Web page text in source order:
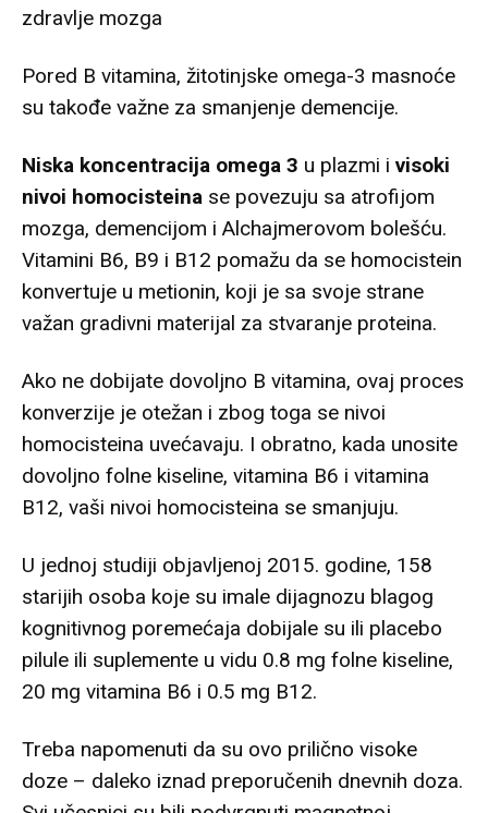
zdravlje mozga
Pored B vitamina, žitotinjske omega-3 masnoće
su takođe važne za smanjenje demencije.
Niska koncentracija omega 3 u plazmi i visoki
nivoi homocisteina se povezuju sa atrofijom
mozga, demencijom i Alchajmerovom bolešću.
Vitamini B6, B9 i B12 pomažu da se homocistein
konvertuje u metionin, koji je sa svoje strane
važan gradivni materijal za stvaranje proteina.
Ako ne dobijate dovoljno B vitamina, ovaj proces
konverzije je otežan i zbog toga se nivoi
homocisteina uvećavaju. I obratno, kada unosite
dovoljno folne kiseline, vitamina B6 i vitamina
B12, vaši nivoi homocisteina se smanjuju.
U jednoj studiji objavljenoj 2015. godine, 158
starijih osoba koje su imale dijagnozu blagog
kognitivnog poremećaja dobijale su ili placebo
pilule ili suplemente u vidu 0.8 mg folne kiseline,
20 mg vitamina B6 i 0.5 mg B12.
Treba napomenuti da su ovo prilično visoke
doze – daleko iznad preporučenih dnevnih doza.